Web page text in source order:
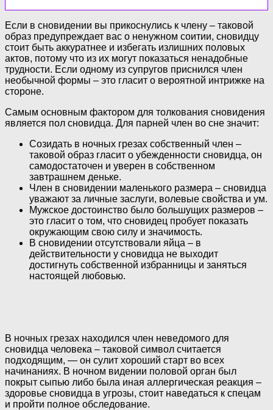
Если в сновидении вы прикоснулись к члену – таковой
образ предупреждает вас о ненужном соитии, сновидцу
стоит быть аккуратнее и избегать излишних половых
актов, потому что из их могут показаться ненадобные
трудности. Если одному из супругов приснился член
необычной формы – это гласит о вероятной интрижке на
стороне.
Самым основным фактором для толкования сновидения
является пол сновидца. Для парней член во сне значит:
Созидать в ночных грезах собственный член –
таковой образ гласит о убежденности сновидца, он
самодостаточен и уверен в собственном
завтрашнем деньке.
Член в сновидении маленького размера – сновидца
уважают за личные заслуги, волевые свойства и ум.
Мужское достоинство было большущих размеров –
это гласит о том, что сновидец пробует показать
окружающим свою силу и значимость.
В сновидении отсутствовали яйца – в
действительности у сновидца не выходит
достигнуть собственной избранницы и заняться
настоящей любовью.
В ночных грезах находился член неведомого для
сновидца человека – таковой символ считается
подходящим, — он сулит хороший старт во всех
начинаниях. В ночном видении половой орган был
покрыт сыпью либо была иная аллергическая реакция –
здоровье сновидца в угрозы, стоит наведаться к спецам
и пройти полное обследование.